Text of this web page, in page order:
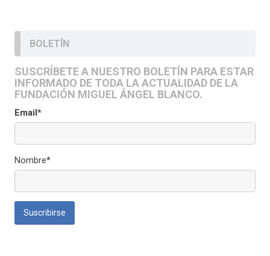
BOLETÍN
SUSCRÍBETE A NUESTRO BOLETÍN PARA ESTAR
INFORMADO DE TODA LA ACTUALIDAD DE LA
FUNDACIÓN MIGUEL ÁNGEL BLANCO.
Email*
Nombre*